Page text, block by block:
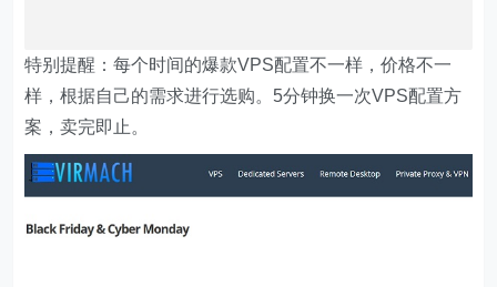
特别提醒：每个时间的爆款VPS配置不一样，价格不一
样，根据自己的需求进行选购。5分钟换一次VPS配置方
案，卖完即止。